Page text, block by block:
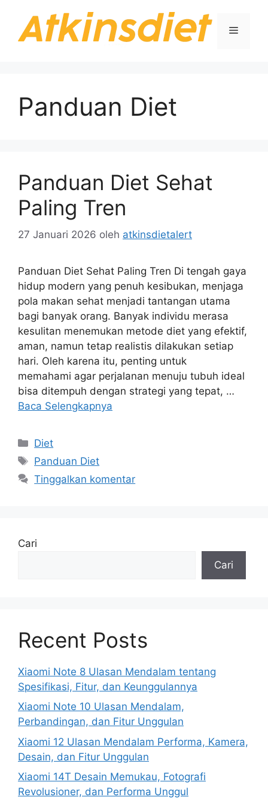
Menu
Panduan Diet
Panduan Diet Sehat
Paling Tren
27 Januari 2026 oleh atkinsdietalert
Panduan Diet Sehat Paling Tren Di tengah gaya
hidup modern yang penuh kesibukan, menjaga
pola makan sehat menjadi tantangan utama
bagi banyak orang. Banyak individu merasa
kesulitan menemukan metode diet yang efektif,
aman, namun tetap realistis dilakukan setiap
hari. Oleh karena itu, penting untuk
memahami agar perjalanan menuju tubuh ideal
bisa ditempuh dengan strategi yang tepat, …
Baca Selengkapnya
Kategori
Diet
Tag
Panduan Diet
Tinggalkan komentar
Cari
Cari
Recent Posts
Xiaomi Note 8 Ulasan Mendalam tentang
Spesifikasi, Fitur, dan Keunggulannya
Xiaomi Note 10 Ulasan Mendalam,
Perbandingan, dan Fitur Unggulan
Xiaomi 12 Ulasan Mendalam Performa, Kamera,
Desain, dan Fitur Unggulan
Xiaomi 14T Desain Memukau, Fotografi
Revolusioner, dan Performa Unggul